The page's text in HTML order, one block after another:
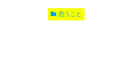
思うこと